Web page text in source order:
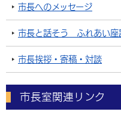
市長へのメッセージ
市長と話そう ふれあい座
市長挨拶・寄稿・対談
市長室関連リンク